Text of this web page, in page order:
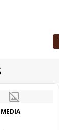
MEDIA